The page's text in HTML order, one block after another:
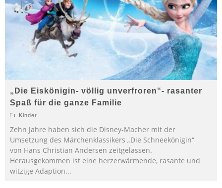
„Die Eiskönigin- völlig unverfroren“- rasanter
Spaß für die ganze Familie
Kinder
Zehn Jahre haben sich die Disney-Macher mit der
Umsetzung des Märchenklassikers „Die Schneekönigin“
von Hans Christian Andersen zeitgelassen.
Herausgekommen ist eine herzerwärmende, rasante und
witzige Adaption...